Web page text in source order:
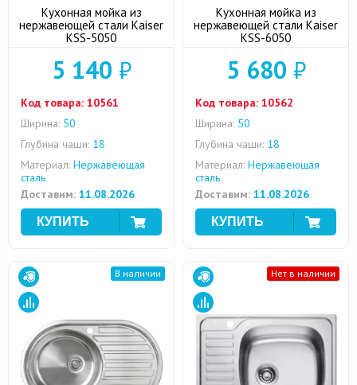
Кухонная мойка из
нержавеющей стали Kaiser
KSS-5050
5 140 ₽
Код товара: 10561
Ширина: 50
Глубина чаши: 18
Материал: Нержавеющая
сталь
Доставим: 11.08.2026
Кухонная мойка из
нержавеющей стали Kaiser
KSS-6050
5 680 ₽
Код товара: 10562
Ширина: 50
Глубина чаши: 18
Материал: Нержавеющая
сталь
Доставим: 11.08.2026
В наличии Нет в наличии